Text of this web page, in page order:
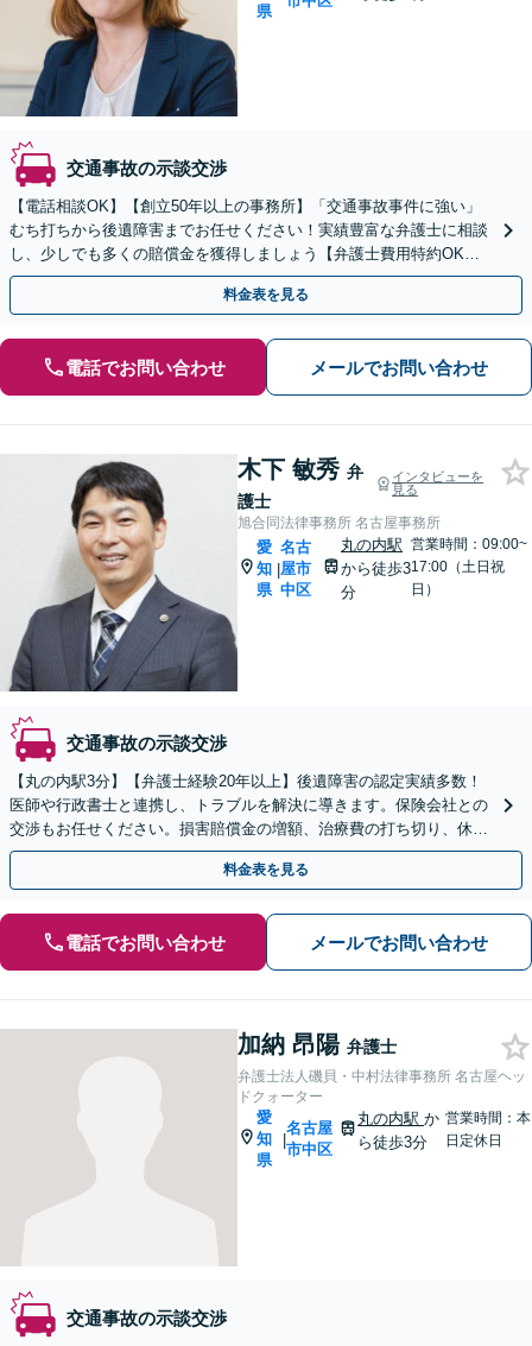
県
交通事故の示談交渉
【電話相談OK】【創立50年以上の事務所】「交通事故事件に強い」
むち打ちから後遺障害までお任せください！実績豊富な弁護士に相談
し、少しでも多くの賠償金を獲得しましょう【弁護士費用特約OK】
「複雑な案件は複数の弁護士で対応」【初回相談無料】
料金表を見る
電話でお問い合わせ メールでお問い合わせ
木下 敏秀 弁
護士
インタビューを
見る
旭合同法律事務所 名古屋事務所
愛
知
県
|
名古
屋市
中区
丸の内駅
から徒歩3
分
営業時間：09:00~
17:00（土日祝
日）
交通事故の示談交渉
【丸の内駅3分】【弁護士経験20年以上】後遺障害の認定実績多数！
医師や行政書士と連携し、トラブルを解決に導きます。保険会社との
交渉もお任せください。損害賠償金の増額、治療費の打ち切り、休業
損害、示談交渉など幅広い分野に対応【初回面談無料】
料金表を見る
電話でお問い合わせ メールでお問い合わせ
加納 昂陽 弁護士
弁護士法人磯貝・中村法律事務所 名古屋ヘッ
ドクォーター
愛
知
県
|
名古屋
市中区
丸の内駅か
ら徒歩3分
営業時間：本
日定休日
交通事故の示談交渉